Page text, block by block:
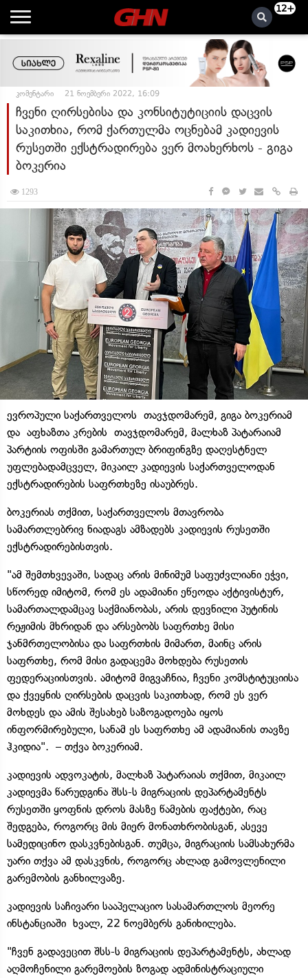
12+
კომენტარი 21 ნოემბერი 2022, 16:09
ჩვენი ღირსებისა და კონსიტუტიციის დაცვის
საკითხია, რომ ქართულმა ოცნებამ კადიევის
რუსეთში ექსტრადირება ვერ მოახერხოს - გიგა
ბოკერია
1293
ევროპული საქართველოს თავჯდომარემ, გიგა ბოკერიამ
და აფხაზთა კრების თავჯდომარემ, მალხაზ პატარაიამ
პარტიის ოფისში გამართულ ბრიფინგზე დაღესტნელ
უფლებადამცველ, მიკაილ კადიევის საქართველოდან
ექსტრადირების საფრთხეზე ისაუბრეს.
ბოკერიას თქმით, საქართველოს მთავრობა
სამართლებრივ ნიადაგს ამზადებს კადიევის რუსეთში
ექსტრადირებისთვის.
"ამ შემთხვევაში, სადაც არის მინიმუმ საფუძვლიანი ეჭვი,
სწორედ იმიტომ, რომ ეს ადამიანი ეწეოდა აქტივისტურ,
სამართალდამცავ საქმიანობას, არის დევნილი პუტინის
რეჟიმის მხრიდან და არსებობს საფრთხე მისი
ჯანმრთელობისა და საფრთხის მიმართ, მაინც არის
საფრთხე, რომ მისი გადაცემა მოხდება რუსეთის
ფედერაციისთვის. ამიტომ მიგვაჩნია, ჩვენი კომსტიტუციისა
და ქვეყნის ღირსების დაცვის საკითხად, რომ ეს ვერ
მოხდეს და ამის შესახებ საზოგადოება იყოს
ინფორმირებული, სანამ ეს საფრთხე ამ ადამიანის თავზე
ჰკიდია". – თქვა ბოკერიამ.
კადიევის ადვოკატის, მალხაზ პატარაიას თქმით, მიკაილ
კადიევმა წარუდგინა შსს-ს მიგრაციის დეპარტამენტს
რუსეთში ყოფნის დროს მასზე წამების ფაქტები, რაც
შედგება, როგორც მის მიერ მონათხრობისგან, ასევე
სამედიცინო დასკვნებისგან. თუმცა, მიგრაციის სამსახურმა
უარი თქვა ამ დასკვნის, როგორც ახლად გამოვლენილი
გარემობის განხილვაზე.
კადიევის საჩივარი სააპელაციო სასამართლოს მეორე
ინსტანციაში ხვალ, 22 ნოემბერს განიხილება.
"ჩვენ გადავეცით შსს-ს მიგრაციის დეპარტამენტს, ახლად
აღმოჩენილი გარემოების ზოგად ადმინისტრაციული